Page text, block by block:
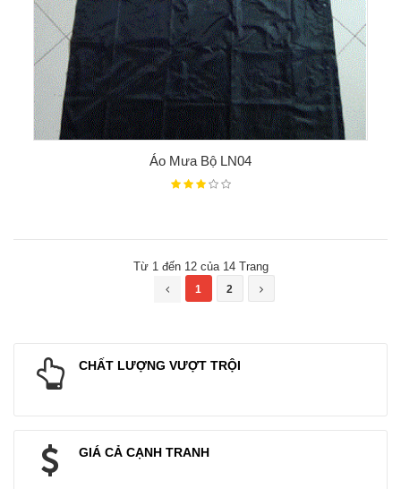
Áo Mưa Bộ LN04
Từ 1 đến 12 của 14 Trang
1 2
CHẤT LƯỢNG VƯỢT TRỘI
GIÁ CẢ CẠNH TRANH